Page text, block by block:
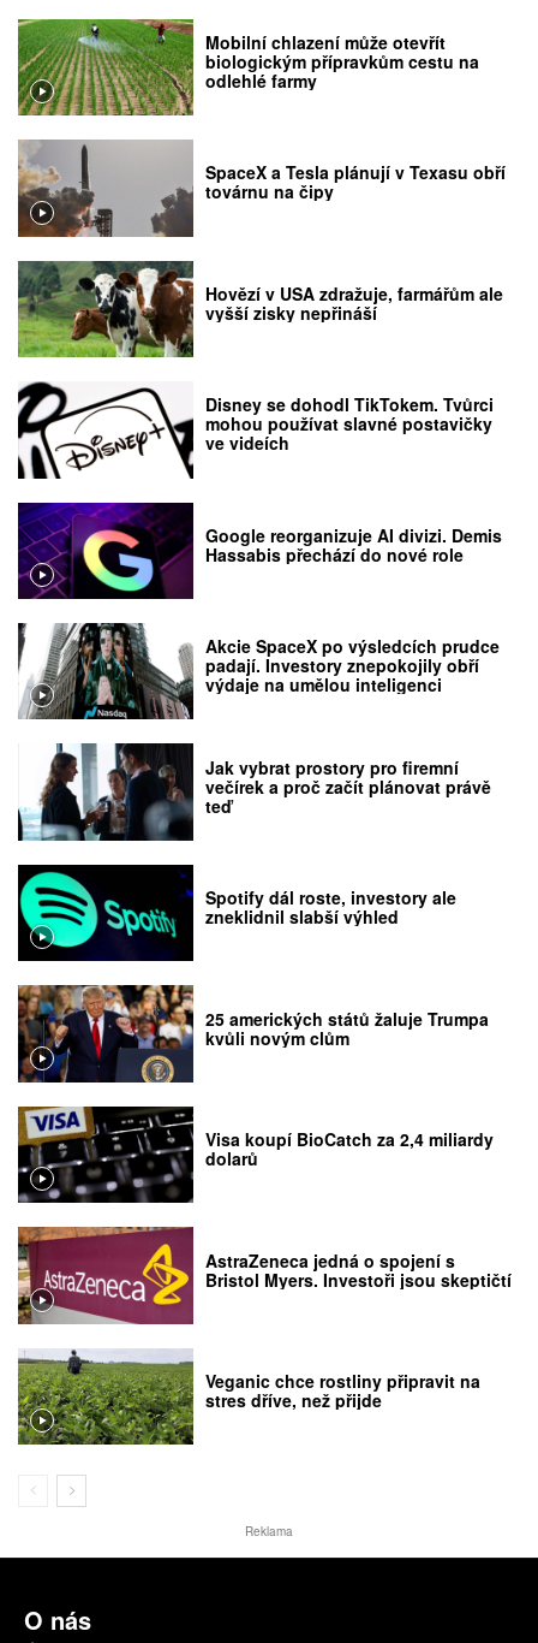
Mobilní chlazení může otevřít
biologickým přípravkům cestu na
odlehlé farmy
SpaceX a Tesla plánují v Texasu obří
továrnu na čipy
Hovězí v USA zdražuje, farmářům ale
vyšší zisky nepřináší
Disney se dohodl TikTokem. Tvůrci
mohou používat slavné postavičky
ve videích
Google reorganizuje AI divizi. Demis
Hassabis přechází do nové role
Akcie SpaceX po výsledcích prudce
padají. Investory znepokojily obří
výdaje na umělou inteligenci
Jak vybrat prostory pro firemní
večírek a proč začít plánovat právě
teď
Spotify dál roste, investory ale
zneklidnil slabší výhled
25 amerických států žaluje Trumpa
kvůli novým clům
Visa koupí BioCatch za 2,4 miliardy
dolarů
AstraZeneca jedná o spojení s
Bristol Myers. Investoři jsou skeptičtí
Veganic chce rostliny připravit na
stres dříve, než přijde
Reklama
O nás